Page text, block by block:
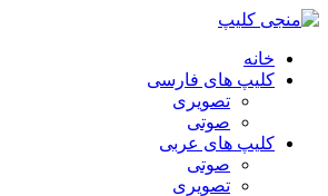
خانه
کلیپ های فارسی
تصویری
صوتی
کلیپ های عربی
صوتی
تصویری